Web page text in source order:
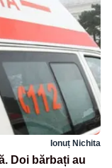
Ionuț Nichita
Doi bărbați au